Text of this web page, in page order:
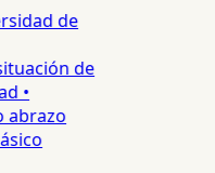
de
de
•
abrazo